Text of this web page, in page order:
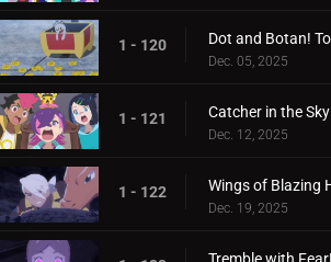
1 - 120
Dec. 05, 2025
1 - 121 Catcher in the Sky
Dec. 12, 2025
1 - 122
Dec. 19, 2025